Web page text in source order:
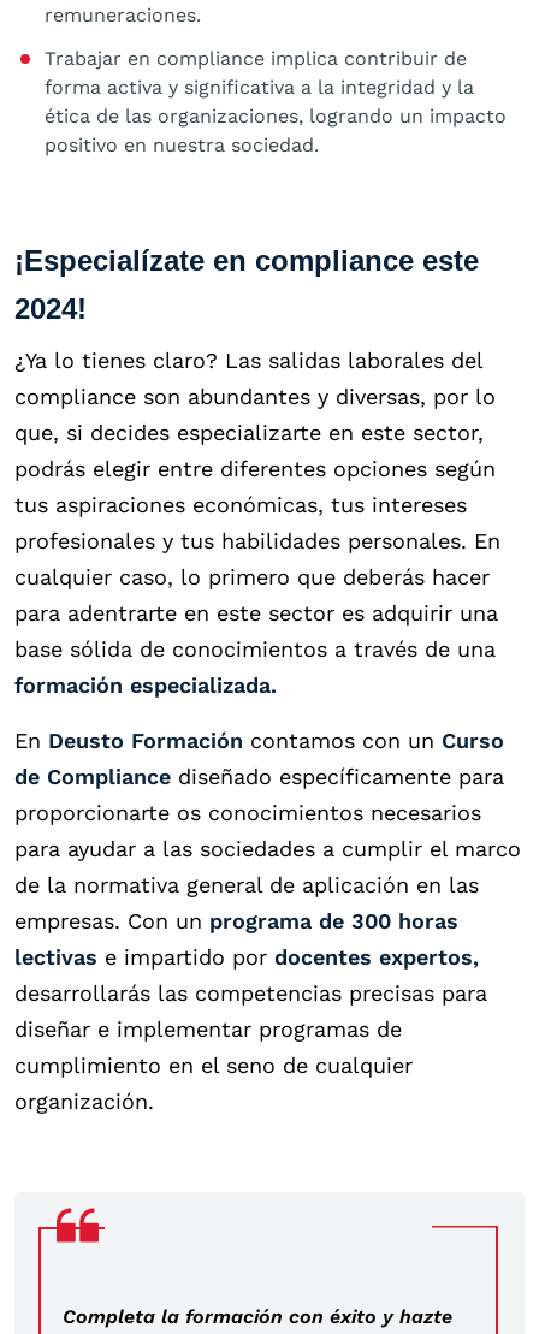
remuneraciones.
Trabajar en compliance implica contribuir de
forma activa y significativa a la integridad y la
ética de las organizaciones, logrando un impacto
positivo en nuestra sociedad.
¡Especialízate en compliance este
2024!
¿Ya lo tienes claro? Las salidas laborales del
compliance son abundantes y diversas, por lo
que, si decides especializarte en este sector,
podrás elegir entre diferentes opciones según
tus aspiraciones económicas, tus intereses
profesionales y tus habilidades personales. En
cualquier caso, lo primero que deberás hacer
para adentrarte en este sector es adquirir una
base sólida de conocimientos a través de una
formación especializada.
En Deusto Formación contamos con un Curso
de Compliance diseñado específicamente para
proporcionarte os conocimientos necesarios
para ayudar a las sociedades a cumplir el marco
de la normativa general de aplicación en las
empresas. Con un programa de 300 horas
lectivas e impartido por docentes expertos,
desarrollarás las competencias precisas para
diseñar e implementar programas de
cumplimiento en el seno de cualquier
organización.
Completa la formación con éxito y hazte